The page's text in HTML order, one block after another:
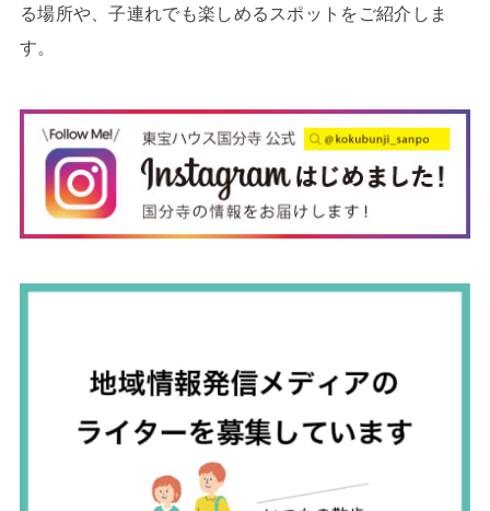
る場所や、子連れでも楽しめるスポットをご紹介しま
す。